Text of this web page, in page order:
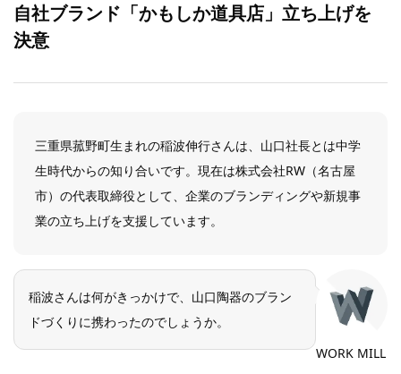
自社ブランド「かもしか道具店」立ち上げを
決意
三重県菰野町生まれの稲波伸行さんは、山口社長とは中学
生時代からの知り合いです。現在は株式会社RW（名古屋
市）の代表取締役として、企業のブランディングや新規事
業の立ち上げを支援しています。
稲波さんは何がきっかけで、山口陶器のブラン
ドづくりに携わったのでしょうか。
WORK MILL